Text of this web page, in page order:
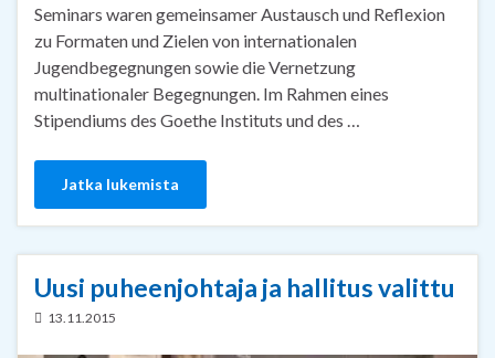
Seminars waren gemeinsamer Austausch und Reflexion
zu Formaten und Zielen von internationalen
Jugendbegegnungen sowie die Vernetzung
multinationaler Begegnungen. Im Rahmen eines
Stipendiums des Goethe Instituts und des …
Jatka lukemista
Uusi puheenjohtaja ja hallitus valittu
13.11.2015